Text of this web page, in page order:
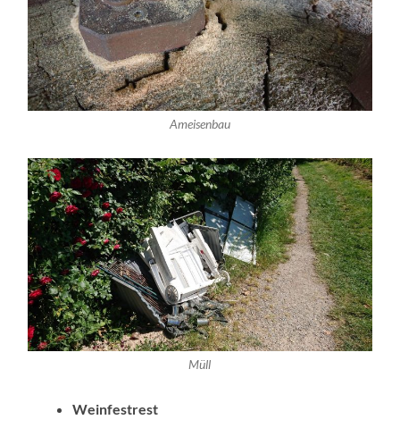
Ameisenbau
Müll
Weinfestrest